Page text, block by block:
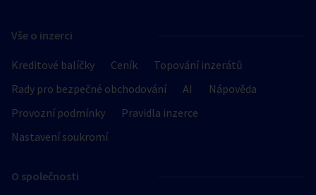
Vše o inzerci
Kreditové balíčky Ceník
Topování inzerátů
Rady pro bezpečné obchodování
AI
Nápověda
Provozní podmínky
Pravidla inzerce
Nastavení soukromí
O společnosti